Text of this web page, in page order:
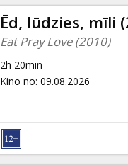
Ēd, lūdzies, mīli
Eat Pray Love (2010)
2h 20min
Kino no: 09.08.2026